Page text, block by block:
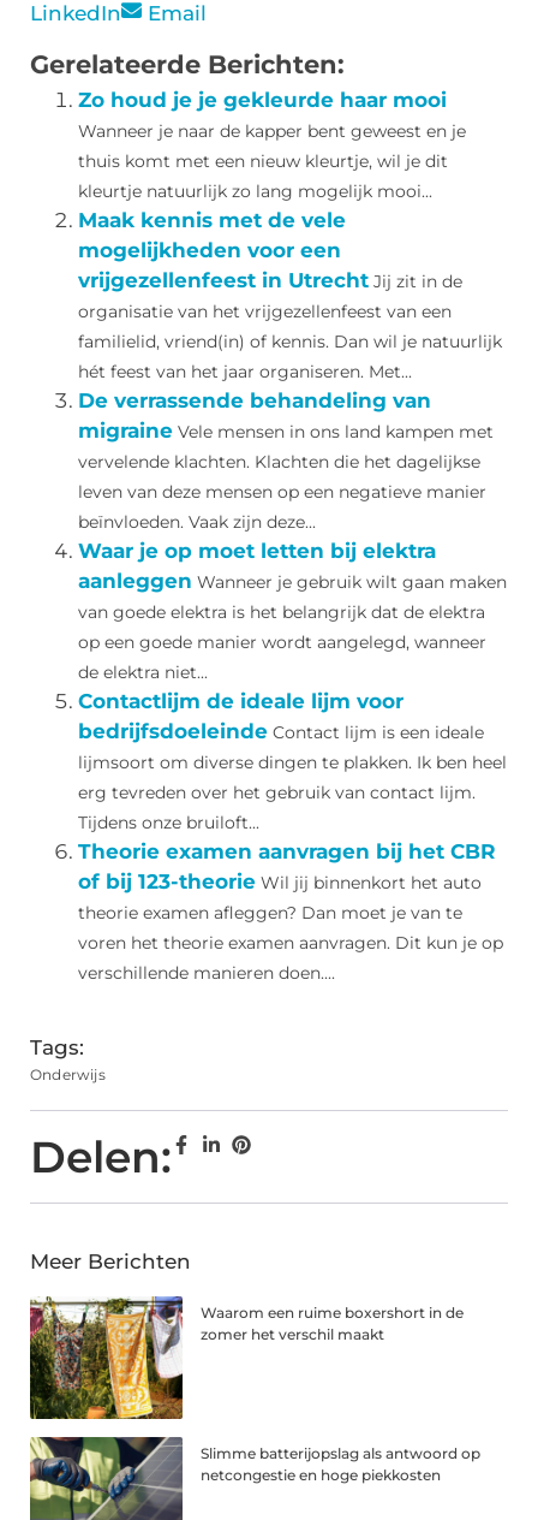
LinkedIn
Email
Gerelateerde Berichten:
Zo houd je je gekleurde haar mooi
Wanneer je naar de kapper bent geweest en je
thuis komt met een nieuw kleurtje, wil je dit
kleurtje natuurlijk zo lang mogelijk mooi...
Maak kennis met de vele
mogelijkheden voor een
vrijgezellenfeest in Utrecht Jij zit in de
organisatie van het vrijgezellenfeest van een
familielid, vriend(in) of kennis. Dan wil je natuurlijk
hét feest van het jaar organiseren. Met...
De verrassende behandeling van
migraine Vele mensen in ons land kampen met
vervelende klachten. Klachten die het dagelijkse
leven van deze mensen op een negatieve manier
beïnvloeden. Vaak zijn deze...
Waar je op moet letten bij elektra
aanleggen Wanneer je gebruik wilt gaan maken
van goede elektra is het belangrijk dat de elektra
op een goede manier wordt aangelegd, wanneer
de elektra niet...
Contactlijm de ideale lijm voor
bedrijfsdoeleinde Contact lijm is een ideale
lijmsoort om diverse dingen te plakken. Ik ben heel
erg tevreden over het gebruik van contact lijm.
Tijdens onze bruiloft...
Theorie examen aanvragen bij het CBR
of bij 123-theorie Wil jij binnenkort het auto
theorie examen afleggen? Dan moet je van te
voren het theorie examen aanvragen. Dit kun je op
verschillende manieren doen....
Tags:
Onderwijs
Delen:
Meer Berichten
Waarom een ruime boxershort in de
zomer het verschil maakt
Slimme batterijopslag als antwoord op
netcongestie en hoge piekkosten